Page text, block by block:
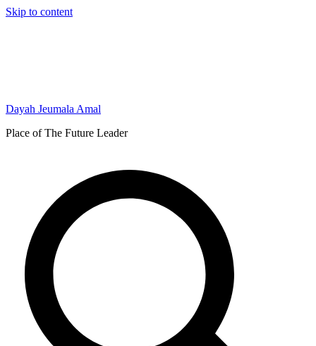
Skip to content
Dayah Jeumala Amal
Place of The Future Leader